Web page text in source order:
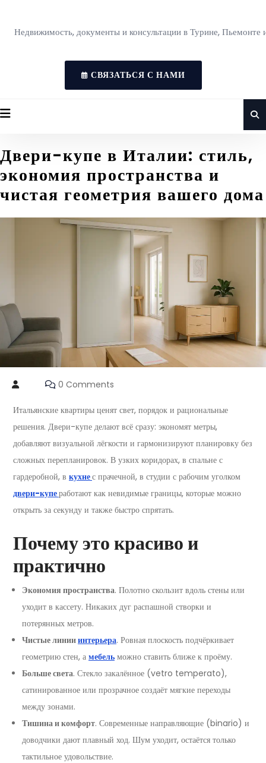
Недвижимость, документы и консультации в Турине, Пьемонте
СВЯЗАТЬСЯ С НАМИ
Двери-купе в Италии: стиль,
экономия пространства и
чистая геометрия вашего дома
0 Comments
Итальянские квартиры ценят свет, порядок и рациональные
решения. Двери-купе делают всё сразу: экономят метры,
добавляют визуальной лёгкости и гармонизируют планировку без
сложных перепланировок. В узких коридорах, в спальне с
гардеробной, в кухнес прачечной, в студии с рабочим уголком
двери-купеработают как невидимые границы, которые можно
открыть за секунду и также быстро спрятать.
Почему это красиво и
практично
Экономия пространства. Полотно скользит вдоль стены или
уходит в кассету. Никаких дуг распашной створки и
потерянных метров.
Чистые линииинтерьера. Ровная плоскость подчёркивает
геометрию стен, а мебель можно ставить ближе к проёму.
Больше света. Стекло закалённое (vetro temperato),
сатинированное или прозрачное создаёт мягкие переходы
между зонами.
Тишина и комфорт. Современные направляющие (binario) и
доводчики дают плавный ход. Шум уходит, остаётся только
тактильное удовольствие.